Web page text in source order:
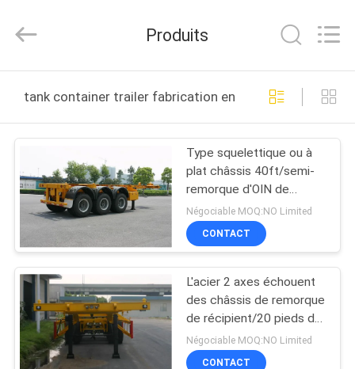
PRODUITS
AU
SUJET
DE
NOUS
VISITE
D'USINE
SPECIAL
PURPOSE
All
Produits
tank container trailer fabrication en ligne
Type squelettique ou à
plat châssis 40ft/semi-
remorque d'OIN de
remorque de récipient de
réservoir
Négociable MOQ:NO Limited
CONTACT
L'acier 2 axes échouent
des châssis de remorque
de récipient/20 pieds de
châssis de récipient
Négociable MOQ:NO Limited
CONTACT